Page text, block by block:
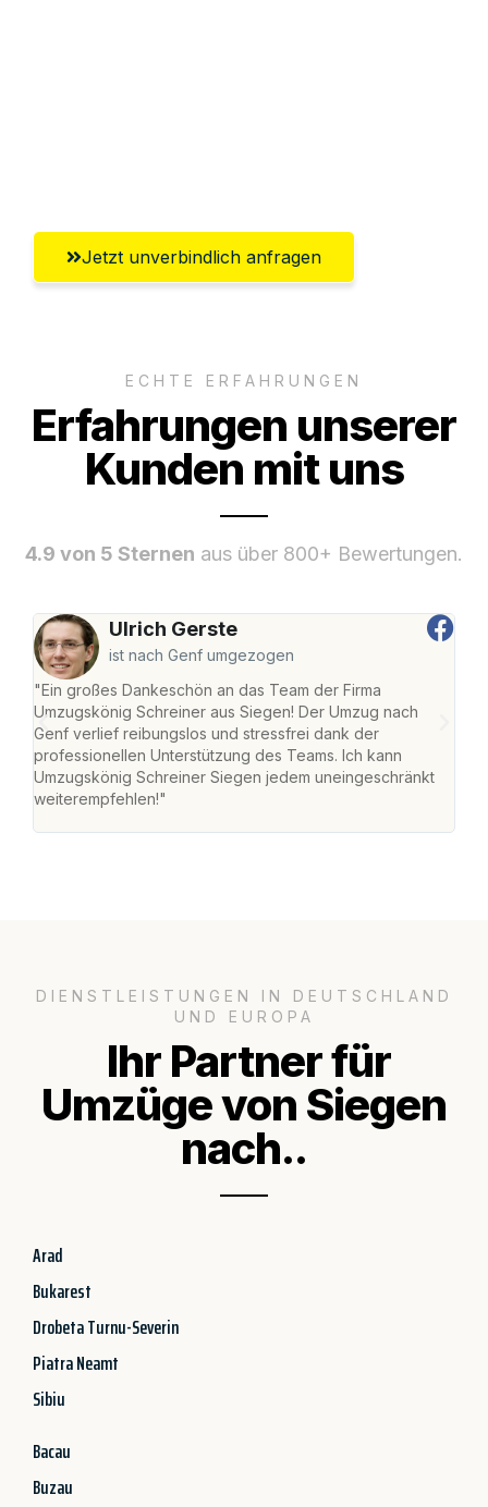
Jetzt unverbindlich anfragen
ECHTE ERFAHRUNGEN
Erfahrungen unserer
Kunden mit uns
4.9 von 5 Sternen aus über 800+ Bewertungen.
Ulrich Gerste
ist nach Genf umgezogen
"Ein großes Dankeschön an das Team der Firma
Umzugskönig Schreiner aus Siegen! Der Umzug nach
Genf verlief reibungslos und stressfrei dank der
professionellen Unterstützung des Teams. Ich kann
Umzugskönig Schreiner Siegen jedem uneingeschränkt
weiterempfehlen!"
DIENSTLEISTUNGEN IN DEUTSCHLAND
UND EUROPA
Ihr Partner für
Umzüge von Siegen
nach..
Arad
Bukarest
Drobeta Turnu-Severin
Piatra Neamt
Sibiu
Bacau
Buzau